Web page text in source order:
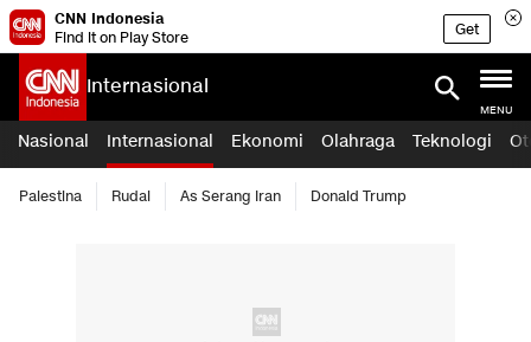
CNN Indonesia
Find it on Play Store
Get
Internasional
MENU
Nasional Internasional Ekonomi Olahraga Teknologi
Palestina Rudal As Serang Iran Donald Trump